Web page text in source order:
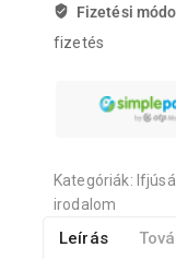
Fizetési
fizetés
Kategóriák:
irodalom
Leírás